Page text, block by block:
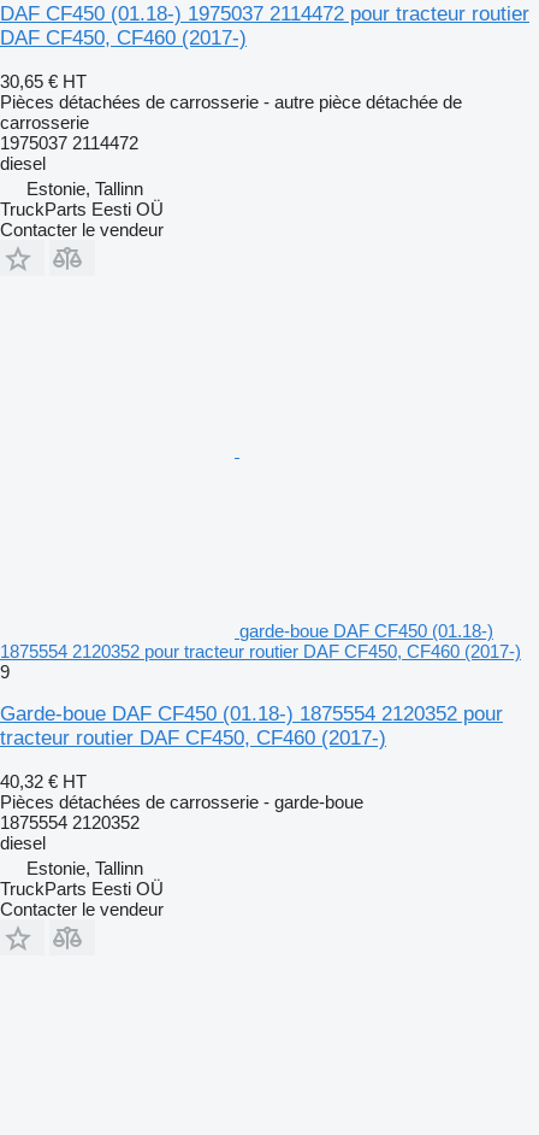
DAF CF450 (01.18-) 1975037 2114472 pour tracteur routier
DAF CF450, CF460 (2017-)
30,65 € HT
Pièces détachées de carrosserie - autre pièce détachée de
carrosserie
1975037 2114472
diesel
Estonie, Tallinn
TruckParts Eesti OÜ
Contacter le vendeur
garde-boue DAF CF450 (01.18-)
1875554 2120352 pour tracteur routier DAF CF450, CF460 (2017-)
9
Garde-boue DAF CF450 (01.18-) 1875554 2120352 pour
tracteur routier DAF CF450, CF460 (2017-)
40,32 € HT
Pièces détachées de carrosserie - garde-boue
1875554 2120352
diesel
Estonie, Tallinn
TruckParts Eesti OÜ
Contacter le vendeur